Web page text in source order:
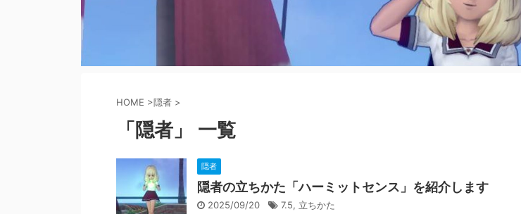
HOME >隠者 >
「隠者」 一覧
隠者
隠者の立ちかた「ハーミットセンス」を紹介します
2025/09/20 7.5, 立ちかた